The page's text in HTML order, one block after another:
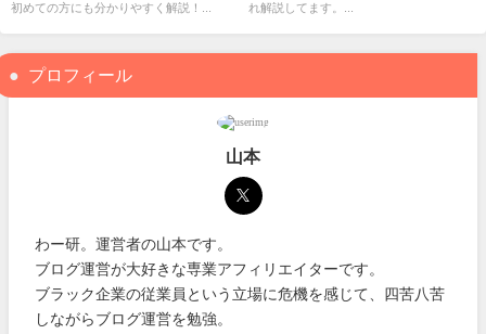
初めての方にも分かりやすく解説！...
れ解説してます。...
プロフィール
山本
わー研。運営者の山本です。
ブログ運営が大好きな専業アフィリエイターです。
ブラック企業の従業員という立場に危機を感じて、四苦八苦
しながらブログ運営を勉強。